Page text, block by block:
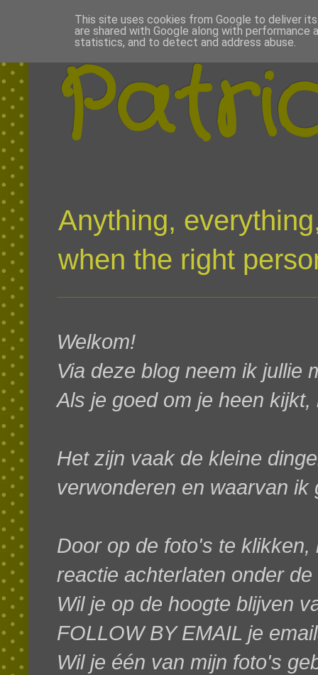
Anything,
when the right
Welkom!
Via deze blog neem ik jullie
Als je goed om je heen
Het zijn vaak de kleine
verwonderen en waarvan ik
Door op de foto's te
reactie achterlaten onder
Wil je op de hoogte blijven
FOLLOW BY EMAIL je
Wil je één van mijn foto's
This site uses cookies from Google to deliver
are shared with Google along with
statistics, and to detect and address abuse.